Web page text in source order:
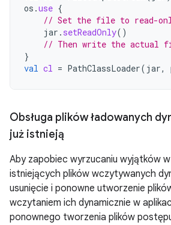
os .use {
// Set the file to read-
jar . setReadOnly()
// Then write the actual
}
val cl = PathClassLoader( jar,
Obsługa plików ładowanych
już istnieją
Aby zapobiec wyrzucaniu wyjątków
istniejących plików wczytywanych
usunięcie i ponowne utworzenie
wczytaniem ich dynamicznie w
ponownego tworzenia plików